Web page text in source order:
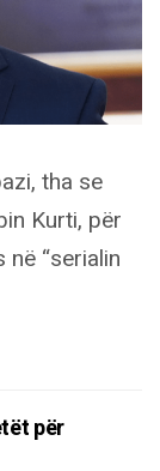
tha se
Kurti, për
në “serialin
për